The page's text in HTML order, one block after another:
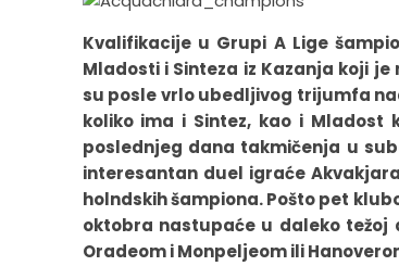
Kvalifikacije u Grupi A Lige
Mladosti i Sinteza iz Kazanja koji
su posle vrlo ubedljivog trijumfa
koliko ima i Sintez, kao i Mladost
poslednjeg dana takmičenja u
interesantan duel igraće
holndskih šampiona. Pošto pet
oktobra nastupaće u daleko težoj
Oradeom i Monpeljeom ili